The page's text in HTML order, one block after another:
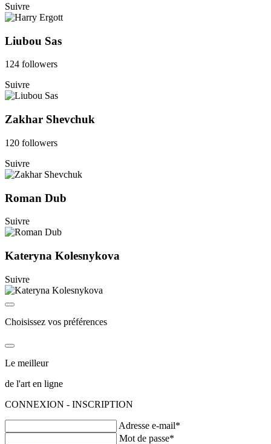
Suivre
Liubou Sas
124 followers
Suivre
Zakhar Shevchuk
120 followers
Suivre
Roman Dub
Suivre
Kateryna Kolesnykova
Suivre
Choisissez vos préférences
Le meilleur
de l'art en ligne
CONNEXION - INSCRIPTION
Adresse e-mail*
Mot de passe*